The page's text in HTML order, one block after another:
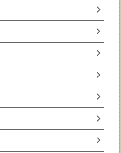
chevron_right
chevron_right
chevron_right
chevron_right
chevron_right
chevron_right
chevron_right